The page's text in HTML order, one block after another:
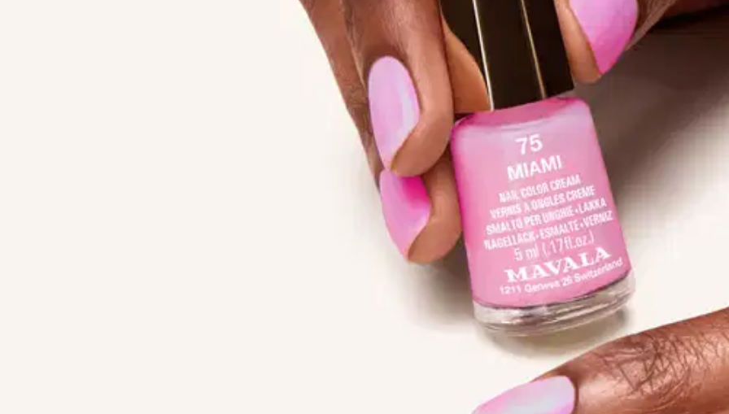
Mavala 5ml Nail Polish 75 Miami kynsilakka
Ilmainen toimitus yli 100 €:n tilauksille Postin pakettiautomaattiin tai